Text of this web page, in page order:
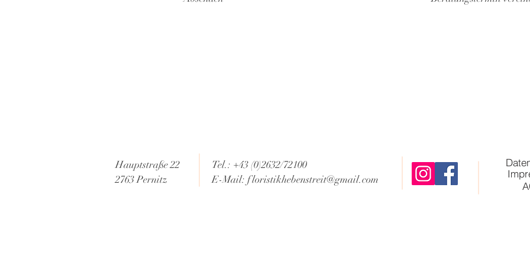
Hauptstraße 22
2763 Pernitz
Tel.: +43 (0)2632/72100
E-Mail: floristikhebenstreit@gmail.com